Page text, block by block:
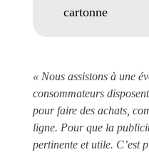
cartonne
« Nous assistons à une
consommateurs
pour faire des achats,
ligne. Pour que la
pertinente et utile. C’est